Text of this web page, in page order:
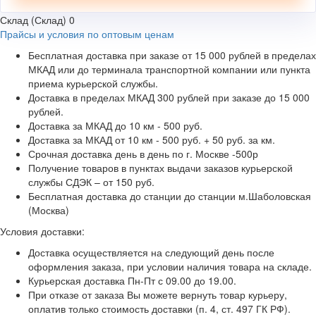
Склад (Склад) 0
Прайсы и условия по оптовым ценам
Бесплатная доставка при заказе от 15 000 рублей в пределах
МКАД или до терминала транспортной компании или пункта
приема курьерской службы.
Доставка в пределах МКАД 300 рублей при заказе до 15 000
рублей.
Доставка за МКАД до 10 км - 500 руб.
Доставка за МКАД от 10 км - 500 руб. + 50 руб. за км.
Срочная доставка день в день по г. Москве -500р
Получение товаров в пунктах выдачи заказов курьерской
службы СДЭК – от 150 руб.
Бесплатная доставка до станции до станции м.Шаболовская
(Москва)
Условия доставки:
Доставка осуществляется на следующий день после
оформления заказа, при условии наличия товара на складе.
Курьерская доставка Пн-Пт с 09.00 до 19.00.
При отказе от заказа Вы можете вернуть товар курьеру,
оплатив только стоимость доставки (п. 4, ст. 497 ГК РФ).